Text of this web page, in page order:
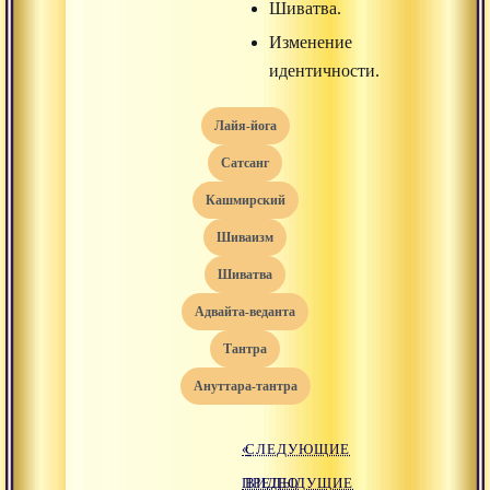
Шиватва.
Изменение
идентичности.
Лайя-йога
Сатсанг
кашмирский
шиваизм
шиватва
адвайта-веданта
тантра
ануттара-тантра
«
ПРЕДЫДУЩИЕ
СЛЕДУЮЩИЕ
ВИДЕО